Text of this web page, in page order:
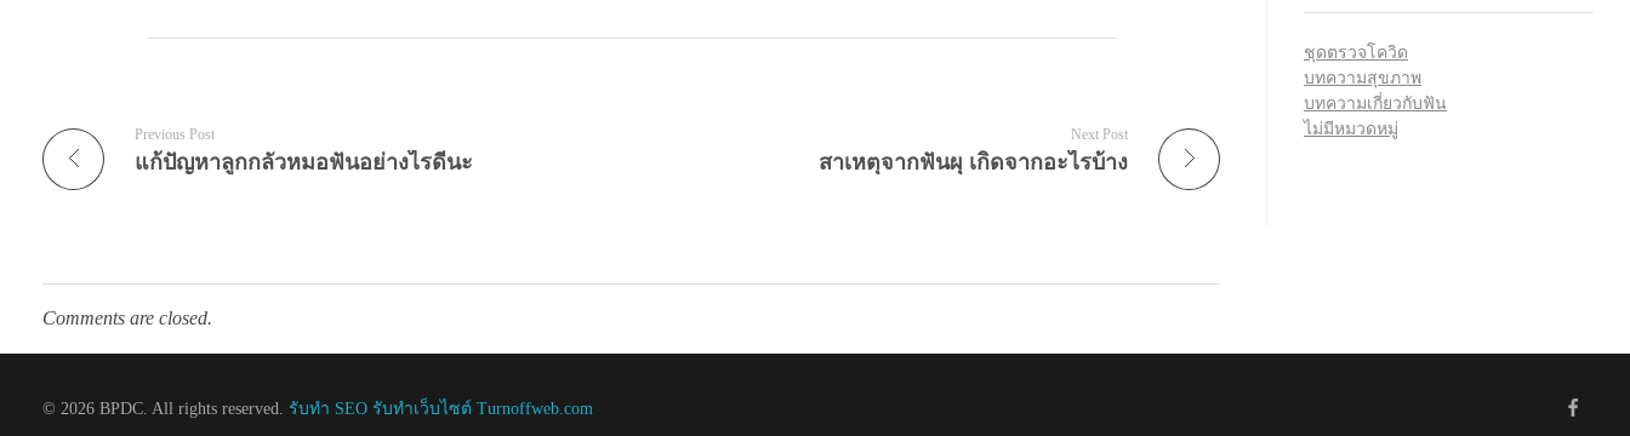
Previous Post
แก้ปัญหาลูกกลัวหมอฟันอย่างไรดีนะ
Next Post
สาเหตุจากฟันผุ เกิดจากอะไรบ้าง
Comments are closed.
ชุดตรวจโควิด
บทความสุขภาพ
บทความเกี่ยวกับฟัน
ไม่มีหมวดหมู่
© 2026 BPDC. All rights reserved. รับทำ SEO รับทำเว็บไซต์ Turnoffweb.com